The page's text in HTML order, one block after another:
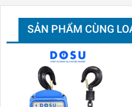
SẢN PHẨM CÙNG